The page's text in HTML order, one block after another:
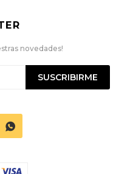

novedades!
SUSCRIBIRME